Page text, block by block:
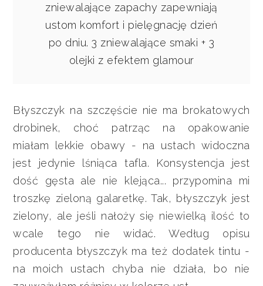
zniewalające zapachy zapewniają
ustom komfort i pielęgnację dzień
po dniu. 3 zniewalające smaki + 3
olejki z efektem glamour
Błyszczyk na szczęście nie ma brokatowych
drobinek, choć patrząc na opakowanie
miałam lekkie obawy - na ustach widoczna
jest jedynie lśniąca tafla. Konsystencja jest
dość gęsta ale nie klejąca... przypomina mi
troszkę zieloną galaretkę. Tak, błyszczyk jest
zielony, ale jeśli nałoży się niewielką ilość to
wcale tego nie widać. Według opisu
producenta błyszczyk ma też dodatek tintu -
na moich ustach chyba nie działa, bo nie